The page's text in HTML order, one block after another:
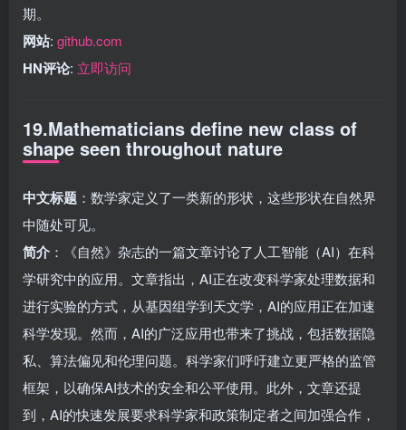
期。
网站: github.com
HN评论: 立即访问
19.Mathematicians define new class of
shape seen throughout nature
中文标题 ：数学家定义了一类新的形状，这些形状在自然界
中随处可见。
简介 ：《自然》杂志的一篇文章讨论了人工智能（AI）在科
学研究中的应用。文章指出，AI正在改变科学家处理数据和
进行实验的方式，从基因组学到天文学，AI的应用正在加速
科学发现。然而，AI的广泛应用也带来了挑战，包括数据隐
私、算法偏见和伦理问题。科学家们呼吁建立更严格的监管
框架，以确保AI技术的安全和公平使用。此外，文章还提
到，AI的快速发展要求科学家和政策制定者之间加强合作，